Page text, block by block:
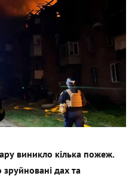
виникло кілька пожеж.
зруйновані дах та